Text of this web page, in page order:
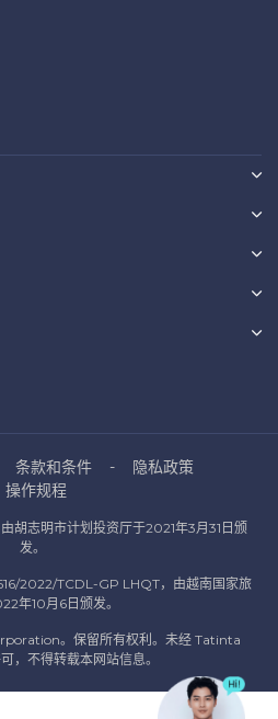
条款和条件
隐私政策
操作规程
胡志明市计划投资厅于2021年3月31日颁
发。
2022/TCDL-GP LHQT，由越南国家旅
年10月6日颁发。
。保留所有权利。未经 Tatinta
，不得转载本网站信息。